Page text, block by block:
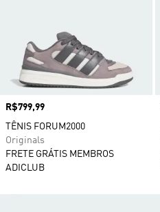
Preço
R$799,99
TÊNIS FORUM2000
Originals
FRETE GRÁTIS MEMBROS
ADICLUB